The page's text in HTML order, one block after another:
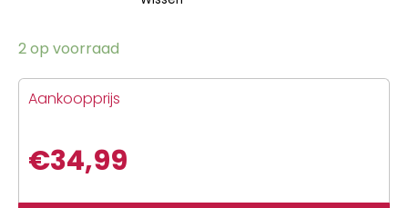
2 op voorraad
Aankoopprijs
€34,99